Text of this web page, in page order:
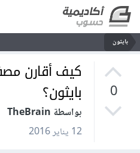
بايثون
0
بايثون؟
بواسطة TheBrain
12 يناير 2016